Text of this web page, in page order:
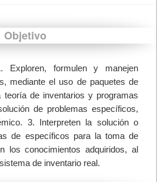
Objetivo
Exploren, formulen y manejen
mediante el uso de paquetes de
de inventarios y programas
de problemas específicos,
3. Interpreten la solución o
de específicos para la toma de
los conocimientos adquiridos, al
de inventario real.